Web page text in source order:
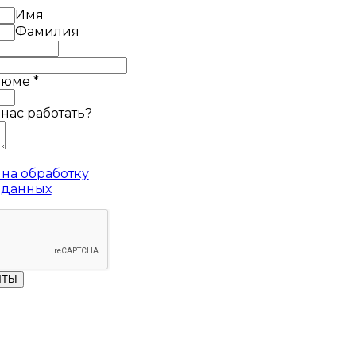
Имя
Фамилия
*
работать?
обработку